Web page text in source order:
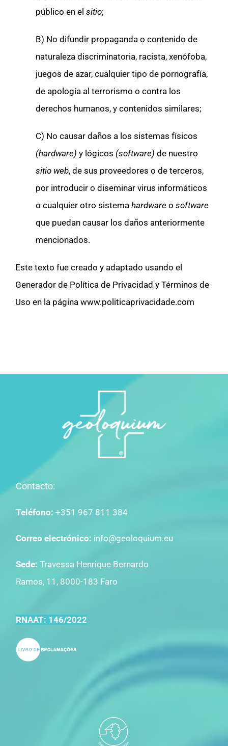
público en el sitio;
B) No difundir propaganda o contenido de
naturaleza discriminatoria, racista, xenófoba,
juegos de azar, cualquier tipo de pornografía,
de apología al terrorismo o contra los
derechos humanos, y contenidos similares;
C) No causar daños a los sistemas físicos
(hardware) y lógicos (software) de nuestro
sitio web, de sus proveedores o de terceros,
por introducir o diseminar virus informáticos
o cualquier otro sistema hardware o software
que puedan causar los daños anteriormente
mencionados.
Este texto fue creado y adaptado usando el
Generador de Política de Privacidad y Términos de
Uso en la página www.politicaprivacidade.com
Contacto:
Teléfono:+351 967 811 384
Correo electrónico: info@geoloquium.eu
Sede: Travessa Henrique Bernardo
Ramos, 11, 8000-183 Faro
RNAAT: 146/2022